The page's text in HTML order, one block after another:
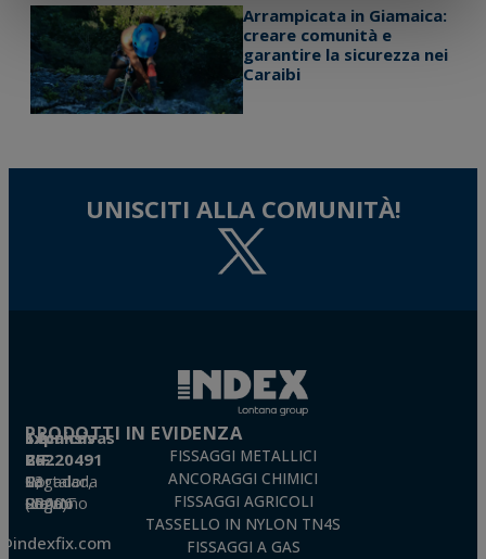
Arrampicata in Giamaica:
creare comunità e
garantire la sicurezza nei
Caraibi
UNISCITI ALLA COMUNITÀ!
Técnicas Expansivas S.L.
CIF: B-26220491
P. I. La Portalada II, C/ Segador, 13
26006 · Logroño (La Rioja) · SPAIN
PRODOTTI IN EVIDENZA
FISSAGGI METALLICI
ANCORAGGI CHIMICI
FISSAGGI AGRICOLI
TASSELLO IN NYLON TN4S
FISSAGGI A GAS